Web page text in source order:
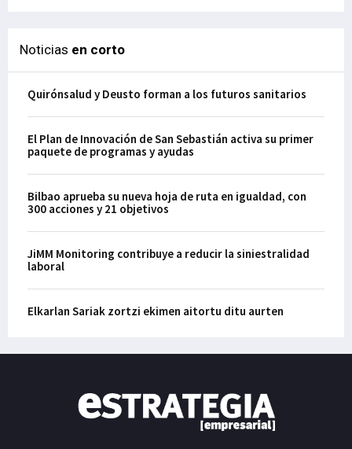
Noticias en corto
Quirónsalud y Deusto forman a los futuros sanitarios
El Plan de Innovación de San Sebastián activa su primer
paquete de programas y ayudas
Bilbao aprueba su nueva hoja de ruta en igualdad, con
300 acciones y 21 objetivos
JiMM Monitoring contribuye a reducir la siniestralidad
laboral
Elkarlan Sariak zortzi ekimen aitortu ditu aurten